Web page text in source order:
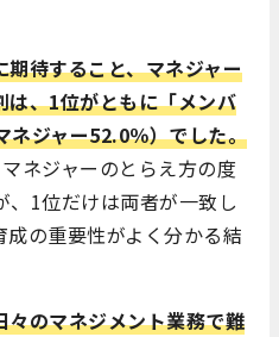
待すること、マネジャー
は、1位がともに「メンバ
ネジャー52.0％）でした。
ネジャーのとらえ方の度
、1位だけは両者が一致し
の重要性がよく分かる結
のマネジメント業務で難